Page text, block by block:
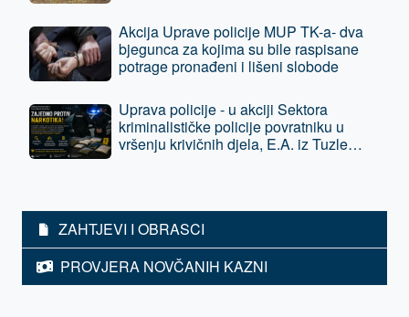
Akcija Uprave policije MUP TK-a- dva
bjegunca za kojima su bile raspisane
potrage pronađeni i lišeni slobode
Uprava policije - u akciji Sektora
kriminalističke policije povratniku u
vršenju krivičnih djela, E.A. iz Tuzle
ZAHTJEVI I OBRASCI
PROVJERA NOVČANIH KAZNI